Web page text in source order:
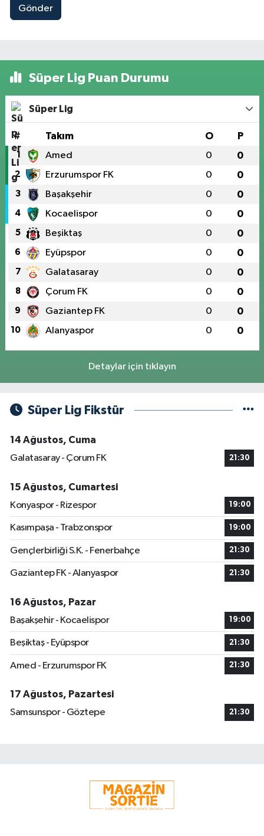
Gönder
Süper Lig Puan Durumu
Süper Lig
# Takım O P
1 Amed 0 0
2 Erzurumspor FK 0 0
3 Başakşehir 0 0
4 Kocaelispor 0 0
5 Beşiktaş 0 0
6 Eyüpspor 0 0
7 Galatasaray 0 0
8 Çorum FK 0 0
9 Gaziantep FK 0 0
10 Alanyaspor 0 0
Detaylar için tıklayın
Süper Lig Fikstür
14 Ağustos, Cuma
Galatasaray - Çorum FK
21:30
15 Ağustos, Cumartesi
Konyaspor - Rizespor
19:00
Kasımpaşa - Trabzonspor 19:00
Gençlerbirliği S.K. - Fenerbahçe 21:30
Gaziantep FK - Alanyaspor 21:30
16 Ağustos, Pazar
Başakşehir - Kocaelispor
19:00
Beşiktaş - Eyüpspor 21:30
Amed - Erzurumspor FK 21:30
17 Ağustos, Pazartesi
Samsunspor - Göztepe
21:30